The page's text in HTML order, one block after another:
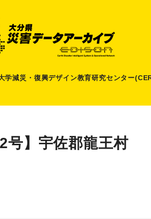
学減災 ・ 復興デザイン教育研究センター
号】宇佐郡龍王村